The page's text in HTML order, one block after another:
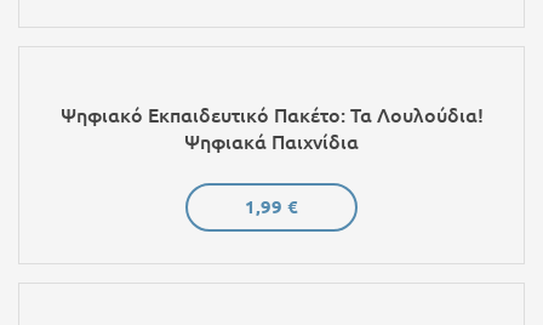
Ψηφιακό Εκπαιδευτικό Πακέτο: Τα Λουλούδια!
Ψηφιακά Παιχνίδια
1,99 €